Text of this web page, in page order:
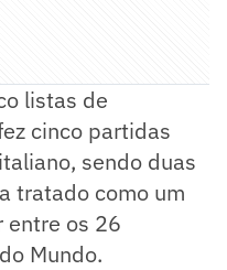
listas de
cinco partidas
sendo duas
tratado como um
entre os 26
Mundo.